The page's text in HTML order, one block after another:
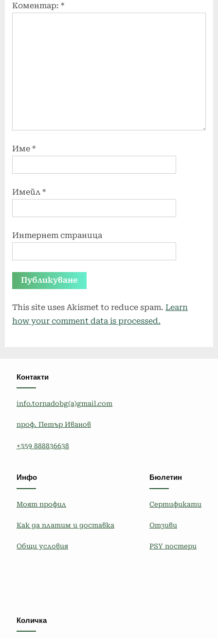
Коментар: *
Име *
Имейл *
Интернет страница
This site uses Akismet to reduce spam. Learn
how your comment data is processed.
Контакти
info.tornadobg(a)gmail.com
проф. Петър Иванов
+359 888836638
Инфо
Моят профил
Как да платим и доставка
Общи условия
Бюлетин
Сертификати
Отзиви
PSY постери
Количка